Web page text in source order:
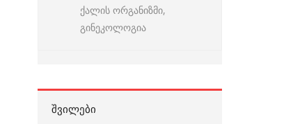
ქალის ორგანიზმი,
გინეკოლოგია
ᲨᲕᲘᲚᲔᲑᲘ